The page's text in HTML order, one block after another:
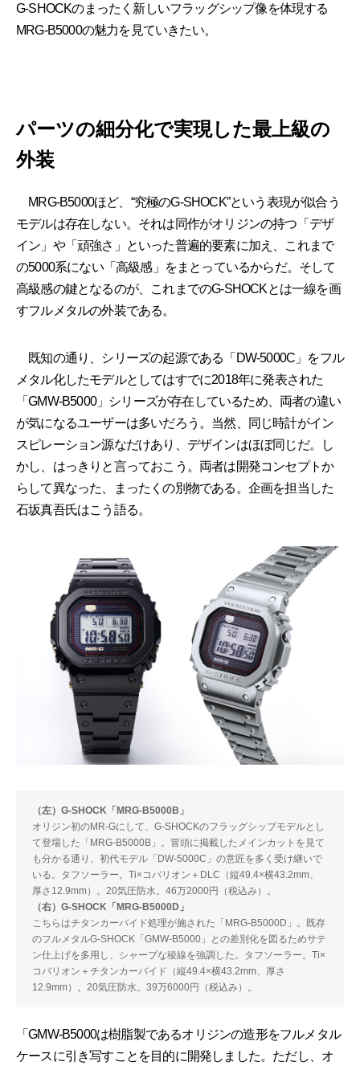
G-SHOCKのまったく新しいフラッグシップ像を体現する
MRG-B5000の魅力を見ていきたい。
パーツの細分化で実現した最上級の
外装
MRG-B5000ほど、“究極のG-SHOCK”という表現が似合う
モデルは存在しない。それは同作がオリジンの持つ「デザ
イン」や「頑強さ」といった普遍的要素に加え、これまで
の5000系にない「高級感」をまとっているからだ。そして
高級感の鍵となるのが、これまでのG-SHOCKとは一線を画
すフルメタルの外装である。
既知の通り、シリーズの起源である「DW-5000C」をフル
メタル化したモデルとしてはすでに2018年に発表された
「GMW-B5000」シリーズが存在しているため、両者の違い
が気になるユーザーは多いだろう。当然、同じ時計がイン
スピレーション源なだけあり、デザインはほぼ同じだ。し
かし、はっきりと言っておこう。両者は開発コンセプトか
らして異なった、まったくの別物である。企画を担当した
石坂真吾氏はこう語る。
（左）G-SHOCK「MRG-B5000B」
オリジン初のMR-Gにして、G-SHOCKのフラッグシップモデルとし
て登場した「MRG-B5000B」。冒頭に掲載したメインカットを見て
も分かる通り、初代モデル「DW-5000C」の意匠を多く受け継いで
いる。タフソーラー。Ti×コバリオン＋DLC（縦49.4×横43.2mm、
厚さ12.9mm）。20気圧防水。46万2000円（税込み）。
（右）G-SHOCK「MRG-B5000D」
こちらはチタンカーバイド処理が施された「MRG-B5000D」。既存
のフルメタルG-SHOCK「GMW-B5000」との差別化を図るためサテ
ン仕上げを多用し、シャープな稜線を強調した。タフソーラー。Ti×
コバリオン＋チタンカーバイド（縦49.4×横43.2mm、厚さ
12.9mm）。20気圧防水。39万6000円（税込み）。
「GMW-B5000は樹脂製であるオリジンの造形をフルメタル
ケースに引き写すことを目的に開発しました。ただし、オ